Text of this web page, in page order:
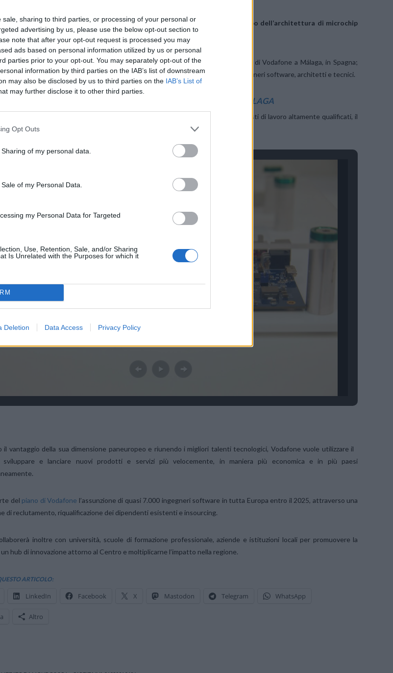
sale, sharing to third parties, or processing of your personal or
advertising by us, please use the below opt-out section to
note that after your opt-out request is processed you may
ads based on personal information utilized by us or personal
parties prior to your opt-out. You may separately opt-out of the
information by third parties on the IAB’s list of downstream
may also be disclosed by us to third parties on the IAB’s List of
may further disclose it to other third parties.
Opt Outs
of my personal data.
of my Personal Data.
my Personal Data for Targeted
Use, Retention, Sale, and/or Sharing
Is Unrelated with the Purposes for which it
Deletion Data Access Privacy Policy
apertoil primo centro di ricerca e sviluppo in Europa dedicato allo sviluppo dell’architettura di microchip
le nuove reti Open RAN
dal 31 gennaio 2022, è ospitato nel nuovo hub delle competenze digitali di Vodafone a Málaga, in Spagna;
cinquanta persone dedicate allo sviluppo di Open RAN e 650 esperti ingegneri software, architetti e tecnici.
VODAFONE NEL CENTRO DI RICERCA E SVILUPPO DI MALAGA
, creando oltre 650 posti di lavoro altamente qualificati, il
l’indotto.
il vantaggio della sua dimensione paneuropeo e riunendo i migliori talenti tecnologici, Vodafone vuole utilizzare il
e lanciare nuovi prodotti e servizi più velocemente, in maniera più economica e in più paesi
del piano di Vodafone l’assunzione di quasi 7.000 ingegneri software in tutta Europa entro il 2025, attraverso una
di reclutamento, riqualificazione dei dipendenti esistenti e insourcing.
inoltre con università, scuole di formazione professionale, aziende e istituzioni locali per promuovere la
hub di innovazione attorno al Centro e moltiplicarne l’impatto nella regione.
ARTICOLO:
LinkedIn Facebook X Mastodon Telegram WhatsApp
Altro